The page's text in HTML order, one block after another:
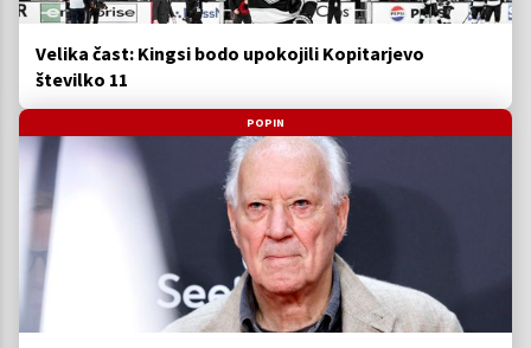
Velika čast: Kingsi bodo upokojili Kopitarjevo
številko 11
POPIN